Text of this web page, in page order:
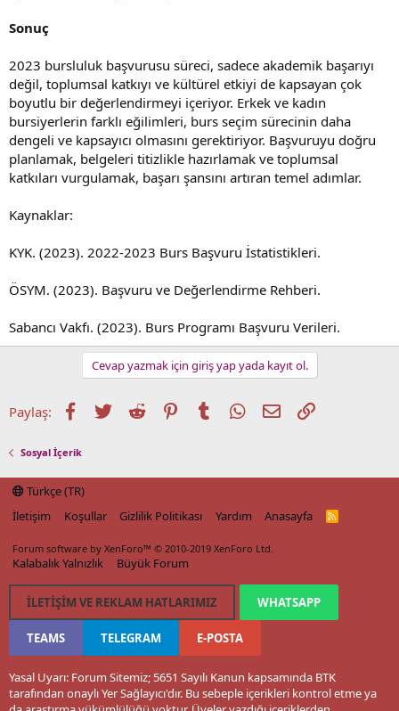
Sonuç
2023 bursluluk başvurusu süreci, sadece akademik başarıyı
değil, toplumsal katkıyı ve kültürel etkiyi de kapsayan çok
boyutlu bir değerlendirmeyi içeriyor. Erkek ve kadın
bursiyerlerin farklı eğilimleri, burs seçim sürecinin daha
dengeli ve kapsayıcı olmasını gerektiriyor. Başvuruyu doğru
planlamak, belgeleri titizlikle hazırlamak ve toplumsal
katkıları vurgulamak, başarı şansını artıran temel adımlar.
Kaynaklar:
KYK. (2023). 2022-2023 Burs Başvuru İstatistikleri.
ÖSYM. (2023). Başvuru ve Değerlendirme Rehberi.
Sabancı Vakfı. (2023). Burs Programı Başvuru Verileri.
Cevap yazmak için giriş yap yada kayıt ol.
Paylaş: Facebook
TwitterReddit PinterestTumblrWhatsApp
E-postaLink
Sosyal İçerik
Türkçe (TR)
İletişim
Koşullar Gizlilik Politikası Yardım Anasayfa
R
Forum software by XenForo™ © 2010-2019 XenForo Ltd.
Kalabalık Yalnızlık Büyük Forum
İLETIŞIM VE REKLAM HATLARIMIZ WHATSAPP
TEAMS TELEGRAM E-POSTA
Yasal Uyarı: Forum Sitemiz; 5651 Sayılı Kanun kapsamında BTK
tarafından onaylı Yer Sağlayıcı'dır. Bu sebeple içerikleri kontrol etme ya